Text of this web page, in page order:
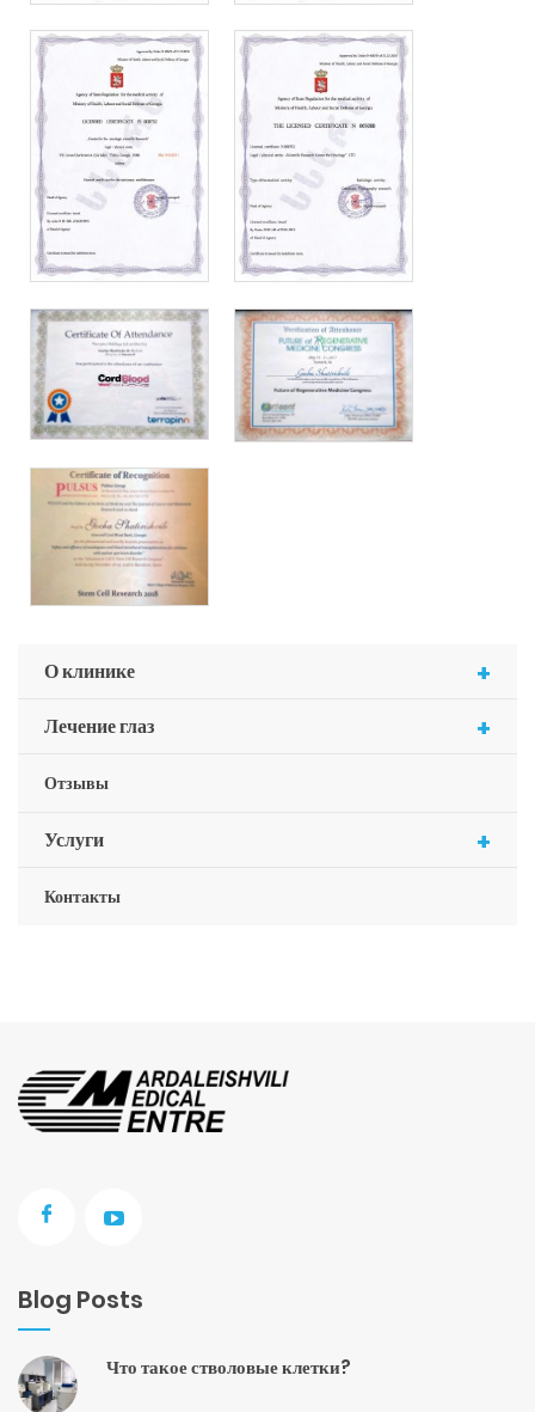
+
О клинике
+
Лечение глаз
Отзывы
+
Услуги
Контакты
Blog Posts
Что такое стволовые клетки?